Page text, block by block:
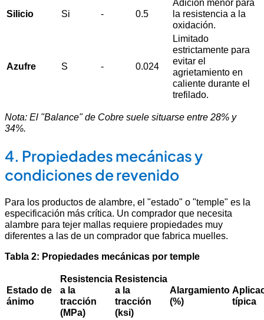
Silicio Si - 0.5
Adición menor para
la resistencia a la
oxidación.
Azufre S - 0.024
Limitado
estrictamente para
evitar el
agrietamiento en
caliente durante el
trefilado.
Nota: El "Balance" de Cobre suele situarse entre 28% y
34%.
4. Propiedades mecánicas y
condiciones de revenido
Para los productos de alambre, el "estado" o "temple" es la
especificación más crítica. Un comprador que necesita
alambre para tejer mallas requiere propiedades muy
diferentes a las de un comprador que fabrica muelles.
Tabla 2: Propiedades mecánicas por temple
Estado de
ánimo
Resistencia
a la
tracción
(MPa)
Resistencia
a la
tracción
(ksi)
Alargamiento
(%)
típica